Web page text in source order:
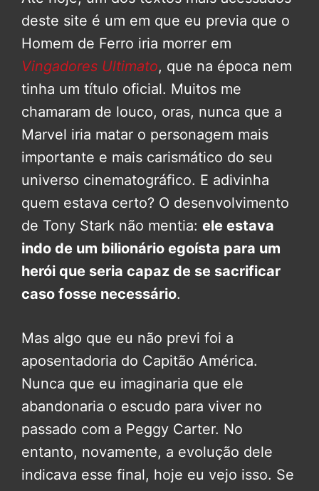
deste site é um em que eu previa que o
Homem de Ferro iria morrer em
Vingadores Ultimato, que na época nem
tinha um título oficial. Muitos me
chamaram de louco, oras, nunca que a
Marvel iria matar o personagem mais
importante e mais carismático do seu
universo cinematográfico. E adivinha
quem estava certo? O desenvolvimento
de Tony Stark não mentia: ele estava
indo de um bilionário egoísta para um
herói que seria capaz de se sacrificar
caso fosse necessário.
Mas algo que eu não previ foi a
aposentadoria do Capitão América.
Nunca que eu imaginaria que ele
abandonaria o escudo para viver no
passado com a Peggy Carter. No
entanto, novamente, a evolução dele
indicava esse final, hoje eu vejo isso. Se